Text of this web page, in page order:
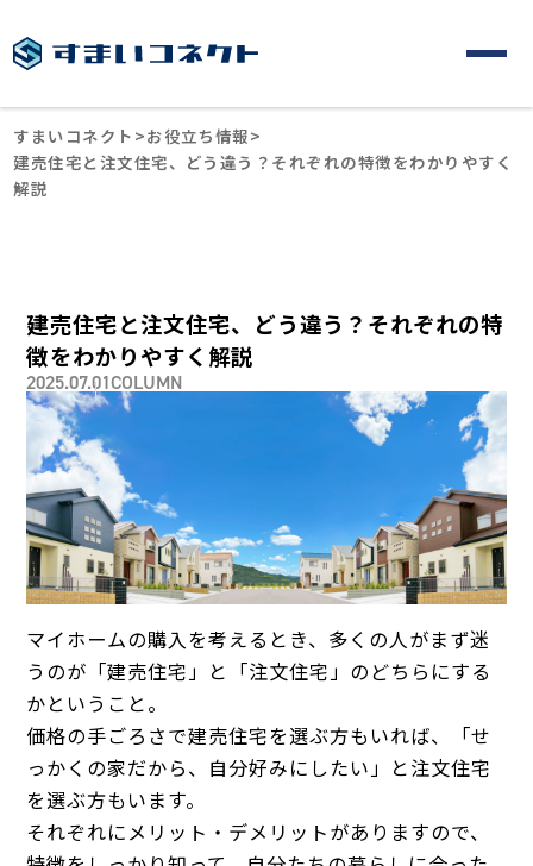
すまいコネクト >お役立ち情報>
建売住宅と注文住宅、どう違う？それぞれの特徴をわかりやすく
解説
建売住宅と注文住宅、どう違う？それぞれの特
徴をわかりやすく解説
2025.07.01COLUMN
マイホームの購入を考えるとき、多くの人がまず迷
うのが「建売住宅」と「注文住宅」のどちらにする
かということ。
価格の手ごろさで建売住宅を選ぶ方もいれば、「せ
っかくの家だから、自分好みにしたい」と注文住宅
を選ぶ方もいます。
それぞれにメリット・デメリットがありますので、